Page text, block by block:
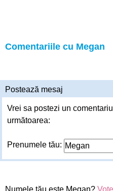
Comentariile cu Megan
Postează mesaj
Vrei sa postezi un
următoarea:
Prenumele tău:
Numele tău este Megan?